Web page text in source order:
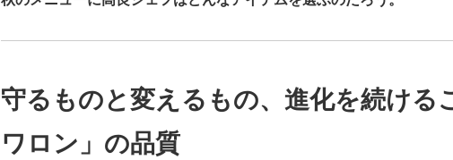
守るものと変えるもの、進化を続ける
ワロン」の品質